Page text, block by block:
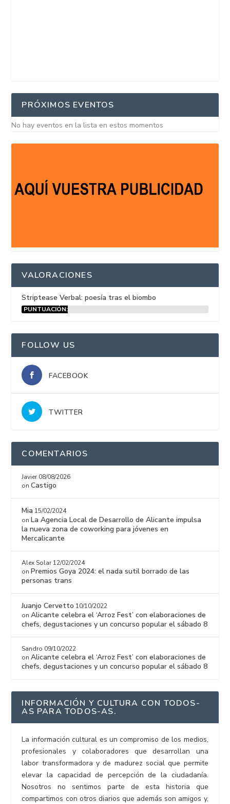
PRÓXIMOS EVENTOS
No hay eventos en la lista en estos momentos
VALORACIONES
Striptease Verbal: poesía tras el biombo
PUNTUACIÓN:
FOLLOW US
FACEBOOK
TWITTER
COMENTARIOS
Javier 08/08/2026
onCastigo
Mia 15/02/2024
on La Agencia Local de Desarrollo de Alicante impulsa
la nueva zona de coworking para jóvenes en
Mercalicante
Alex Solar 12/02/2024
on Premios Goya 2024: el nada sutil borrado de las
personas trans
Juanjo Cervetto 10/10/2022
onAlicante celebra el ‘Arroz Fest’ con elaboraciones de
chefs, degustaciones y un concurso popular el sábado 8
Sandro 09/10/2022
onAlicante celebra el ‘Arroz Fest’ con elaboraciones de
chefs, degustaciones y un concurso popular el sábado 8
INFORMACIÓN Y CULTURA CON TODOS-
AS PARA TODOS-AS.
La información cultural es un compromiso de los medios,
profesionales y colaboradores que desarrollan una
labor transformadora y de madurez social que permite
elevar la capacidad de percepción de la ciudadanía.
Nosotros no sentimos parte de esta historia que
compartimos con otros diarios que además son amigos y,